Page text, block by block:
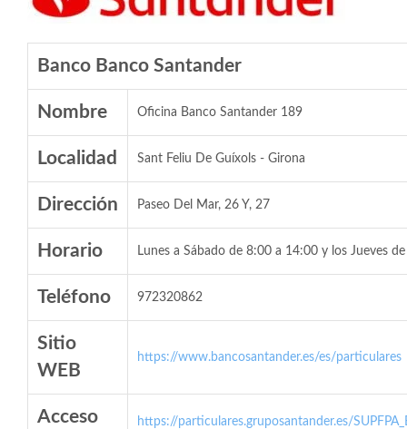
Banco Banco Santander
Nombre Oficina Banco Santander 189
Localidad Sant Feliu De Guíxols - Girona
Dirección Paseo Del Mar, 26 Y, 27
Horario Lunes a Sábado de 8:00 a 14:00 y los Jueves
Teléfono 972320862
Sitio
WEB
https://www.bancosantander.es/es/particulares
Acceso
https://particulares.gruposantander.es/